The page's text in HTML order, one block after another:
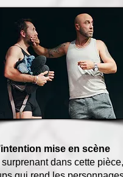
mise en scène
surprenant dans cette